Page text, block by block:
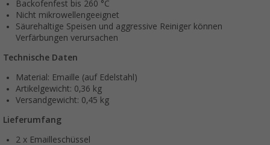
Backofenfest bis 260 °C
Nicht mikrowellengeeignet
Säurehaltige Speisen und aggressive Reiniger können
Verfärbungen verursachen
Technische Daten
Material: Emaille (auf Edelstahl)
Artikelgewicht: 0,36 kg
Versandgewicht: 0,45 kg
Lieferumfang
2 x Emailleschüssel